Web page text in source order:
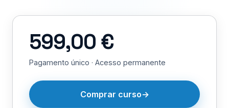
599,00 €
Pagamento único · Acesso permanente
Comprar curso